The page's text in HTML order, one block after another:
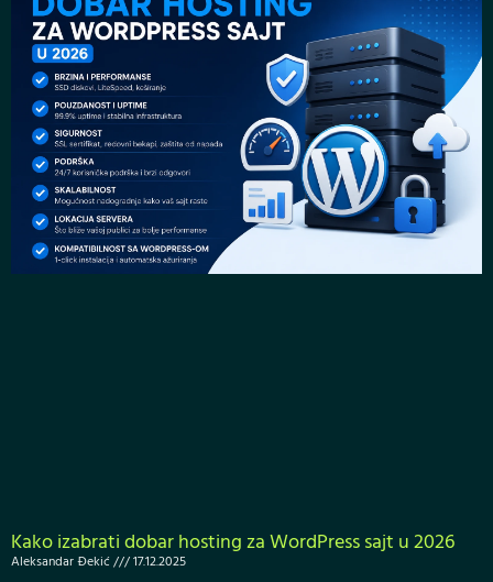
Kako izabrati dobar hosting za WordPress sajt u 2026
Aleksandar Đekić 17.12.2025